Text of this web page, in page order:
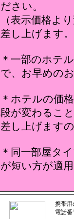
ださい。
（表示価格よ
差し上げます
＊一部のホテ
で、お早めの
＊ホテルの価
段が変わるこ
差し上げます
＊同一部屋タ
が短い方が適
携帯用
電話